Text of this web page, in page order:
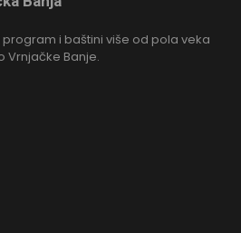
i baštini više od pola veka
Vrnjačke Banje.